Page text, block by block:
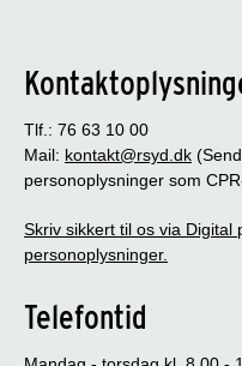
Tlf.: 76 63 10 00
Mail: kontakt@rsyd.dk
personoplysninger som
Skriv sikkert til os via
personoplysninger.
Telefontid